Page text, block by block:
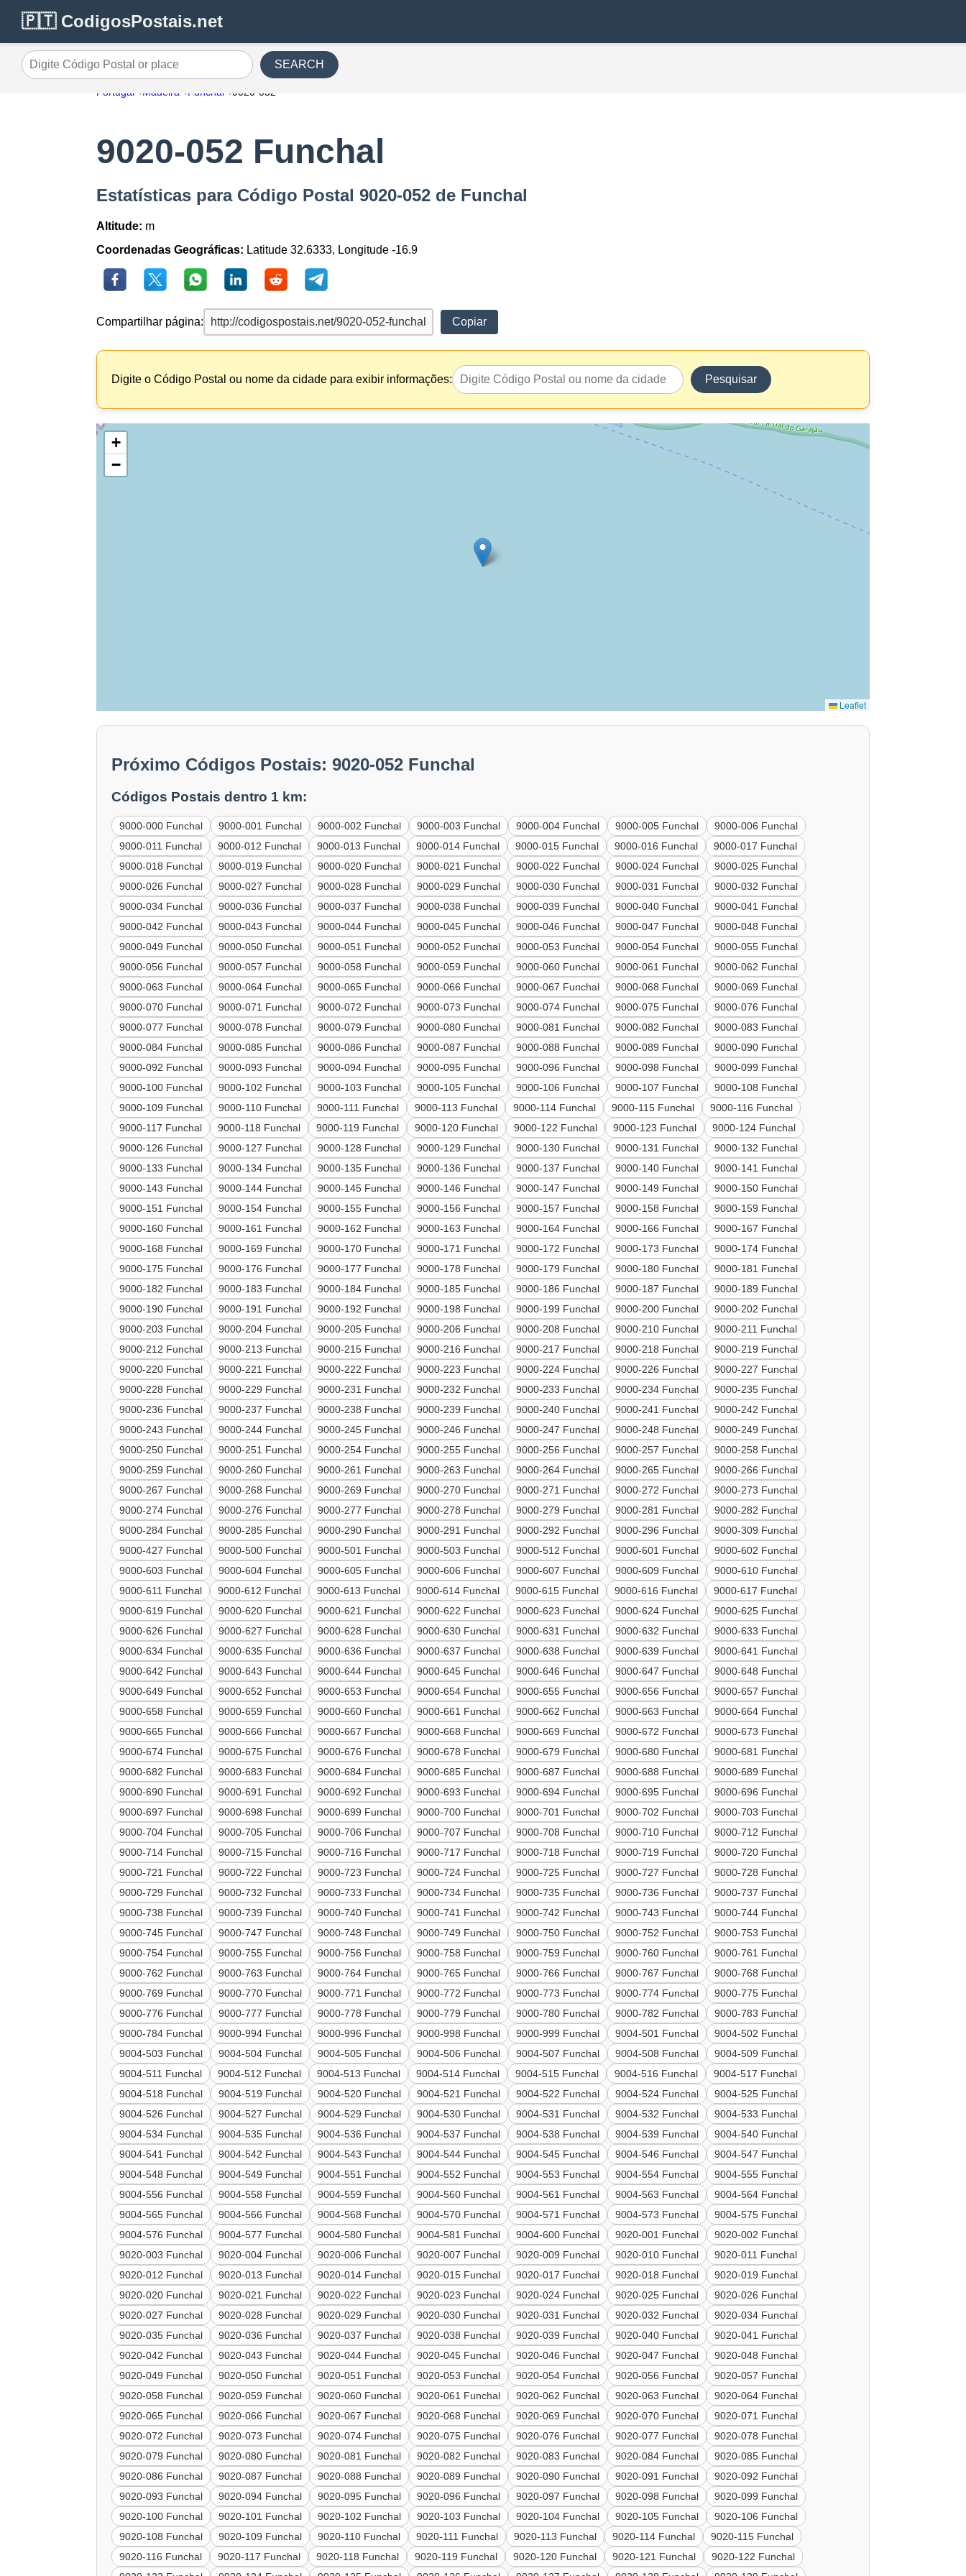
🇵🇹 CodigosPostais.net
Digite Código Postal or place SEARCH
Portugal Madeira Funchal 9020-052
9020-052 Funchal
Estatísticas para Código Postal 9020-052 de Funchal
Altitude: m
Coordenadas Geográficas: Latitude 32.6333, Longitude -16.9
Compartilhar página: Copiar
Digite o Código Postal ou nome da cidade para exibir informações: Pesquisar
+
−
Leaflet
Próximo Códigos Postais: 9020-052 Funchal
Códigos Postais dentro 1 km:
9000-000 Funchal 9000-001 Funchal 9000-002 Funchal 9000-003 Funchal 9000-004 Funchal 9000-005 Funchal
9000-006 Funchal
9000-011 Funchal
9000-012 Funchal 9000-013 Funchal 9000-014 Funchal 9000-015 Funchal 9000-016 Funchal
9000-017 Funchal
9000-018 Funchal
9000-019 Funchal 9000-020 Funchal 9000-021 Funchal 9000-022 Funchal 9000-024 Funchal
9000-025 Funchal
9000-026 Funchal
9000-027 Funchal 9000-028 Funchal 9000-029 Funchal 9000-030 Funchal 9000-031 Funchal
9000-032 Funchal
9000-034 Funchal
9000-036 Funchal 9000-037 Funchal 9000-038 Funchal 9000-039 Funchal 9000-040 Funchal
9000-041 Funchal
9000-042 Funchal
9000-043 Funchal 9000-044 Funchal 9000-045 Funchal 9000-046 Funchal 9000-047 Funchal
9000-048 Funchal
9000-049 Funchal
9000-050 Funchal 9000-051 Funchal 9000-052 Funchal 9000-053 Funchal 9000-054 Funchal
9000-055 Funchal
9000-056 Funchal
9000-057 Funchal 9000-058 Funchal 9000-059 Funchal 9000-060 Funchal 9000-061 Funchal
9000-062 Funchal
9000-063 Funchal
9000-064 Funchal 9000-065 Funchal 9000-066 Funchal 9000-067 Funchal 9000-068 Funchal
9000-069 Funchal
9000-070 Funchal
9000-071 Funchal 9000-072 Funchal 9000-073 Funchal 9000-074 Funchal 9000-075 Funchal
9000-076 Funchal
9000-077 Funchal
9000-078 Funchal 9000-079 Funchal 9000-080 Funchal 9000-081 Funchal 9000-082 Funchal
9000-083 Funchal
9000-084 Funchal
9000-085 Funchal 9000-086 Funchal 9000-087 Funchal 9000-088 Funchal 9000-089 Funchal
9000-090 Funchal
9000-092 Funchal
9000-093 Funchal 9000-094 Funchal 9000-095 Funchal 9000-096 Funchal 9000-098 Funchal
9000-099 Funchal
9000-100 Funchal
9000-102 Funchal 9000-103 Funchal 9000-105 Funchal 9000-106 Funchal 9000-107 Funchal
9000-108 Funchal
9000-109 Funchal
9000-110 Funchal 9000-111 Funchal 9000-113 Funchal 9000-114 Funchal 9000-115 Funchal
9000-116 Funchal
9000-117 Funchal
9000-118 Funchal 9000-119 Funchal 9000-120 Funchal 9000-122 Funchal 9000-123 Funchal
9000-124 Funchal
9000-126 Funchal
9000-127 Funchal 9000-128 Funchal 9000-129 Funchal 9000-130 Funchal 9000-131 Funchal
9000-132 Funchal
9000-133 Funchal
9000-134 Funchal 9000-135 Funchal 9000-136 Funchal 9000-137 Funchal 9000-140 Funchal
9000-141 Funchal
9000-143 Funchal
9000-144 Funchal 9000-145 Funchal 9000-146 Funchal 9000-147 Funchal 9000-149 Funchal
9000-150 Funchal
9000-151 Funchal
9000-154 Funchal 9000-155 Funchal 9000-156 Funchal 9000-157 Funchal 9000-158 Funchal
9000-159 Funchal
9000-160 Funchal
9000-161 Funchal 9000-162 Funchal 9000-163 Funchal 9000-164 Funchal 9000-166 Funchal
9000-167 Funchal
9000-168 Funchal
9000-169 Funchal 9000-170 Funchal 9000-171 Funchal 9000-172 Funchal 9000-173 Funchal
9000-174 Funchal
9000-175 Funchal
9000-176 Funchal 9000-177 Funchal 9000-178 Funchal 9000-179 Funchal 9000-180 Funchal
9000-181 Funchal
9000-182 Funchal
9000-183 Funchal 9000-184 Funchal 9000-185 Funchal 9000-186 Funchal 9000-187 Funchal
9000-189 Funchal
9000-190 Funchal
9000-191 Funchal 9000-192 Funchal 9000-198 Funchal 9000-199 Funchal 9000-200 Funchal
9000-202 Funchal
9000-203 Funchal
9000-204 Funchal 9000-205 Funchal 9000-206 Funchal 9000-208 Funchal 9000-210 Funchal
9000-211 Funchal
9000-212 Funchal
9000-213 Funchal 9000-215 Funchal 9000-216 Funchal 9000-217 Funchal 9000-218 Funchal
9000-219 Funchal
9000-220 Funchal
9000-221 Funchal 9000-222 Funchal 9000-223 Funchal 9000-224 Funchal 9000-226 Funchal
9000-227 Funchal
9000-228 Funchal
9000-229 Funchal 9000-231 Funchal 9000-232 Funchal 9000-233 Funchal 9000-234 Funchal
9000-235 Funchal
9000-236 Funchal
9000-237 Funchal 9000-238 Funchal 9000-239 Funchal 9000-240 Funchal 9000-241 Funchal
9000-242 Funchal
9000-243 Funchal
9000-244 Funchal 9000-245 Funchal 9000-246 Funchal 9000-247 Funchal 9000-248 Funchal
9000-249 Funchal
9000-250 Funchal
9000-251 Funchal 9000-254 Funchal 9000-255 Funchal 9000-256 Funchal 9000-257 Funchal
9000-258 Funchal
9000-259 Funchal
9000-260 Funchal 9000-261 Funchal 9000-263 Funchal 9000-264 Funchal 9000-265 Funchal
9000-266 Funchal
9000-267 Funchal
9000-268 Funchal 9000-269 Funchal 9000-270 Funchal 9000-271 Funchal 9000-272 Funchal
9000-273 Funchal
9000-274 Funchal
9000-276 Funchal 9000-277 Funchal 9000-278 Funchal 9000-279 Funchal 9000-281 Funchal
9000-282 Funchal
9000-284 Funchal
9000-285 Funchal 9000-290 Funchal 9000-291 Funchal 9000-292 Funchal 9000-296 Funchal
9000-309 Funchal
9000-427 Funchal
9000-500 Funchal 9000-501 Funchal 9000-503 Funchal 9000-512 Funchal 9000-601 Funchal
9000-602 Funchal
9000-603 Funchal
9000-604 Funchal 9000-605 Funchal 9000-606 Funchal 9000-607 Funchal 9000-609 Funchal
9000-610 Funchal
9000-611 Funchal
9000-612 Funchal 9000-613 Funchal 9000-614 Funchal 9000-615 Funchal 9000-616 Funchal
9000-617 Funchal
9000-619 Funchal
9000-620 Funchal 9000-621 Funchal 9000-622 Funchal 9000-623 Funchal 9000-624 Funchal
9000-625 Funchal
9000-626 Funchal
9000-627 Funchal 9000-628 Funchal 9000-630 Funchal 9000-631 Funchal 9000-632 Funchal
9000-633 Funchal
9000-634 Funchal
9000-635 Funchal 9000-636 Funchal 9000-637 Funchal 9000-638 Funchal 9000-639 Funchal
9000-641 Funchal
9000-642 Funchal
9000-643 Funchal 9000-644 Funchal 9000-645 Funchal 9000-646 Funchal 9000-647 Funchal
9000-648 Funchal
9000-649 Funchal
9000-652 Funchal 9000-653 Funchal 9000-654 Funchal 9000-655 Funchal 9000-656 Funchal
9000-657 Funchal
9000-658 Funchal
9000-659 Funchal 9000-660 Funchal 9000-661 Funchal 9000-662 Funchal 9000-663 Funchal
9000-664 Funchal
9000-665 Funchal
9000-666 Funchal 9000-667 Funchal 9000-668 Funchal 9000-669 Funchal 9000-672 Funchal
9000-673 Funchal
9000-674 Funchal
9000-675 Funchal 9000-676 Funchal 9000-678 Funchal 9000-679 Funchal 9000-680 Funchal
9000-681 Funchal
9000-682 Funchal
9000-683 Funchal 9000-684 Funchal 9000-685 Funchal 9000-687 Funchal 9000-688 Funchal
9000-689 Funchal
9000-690 Funchal
9000-691 Funchal 9000-692 Funchal 9000-693 Funchal 9000-694 Funchal 9000-695 Funchal
9000-696 Funchal
9000-697 Funchal
9000-698 Funchal 9000-699 Funchal 9000-700 Funchal 9000-701 Funchal 9000-702 Funchal
9000-703 Funchal
9000-704 Funchal
9000-705 Funchal 9000-706 Funchal 9000-707 Funchal 9000-708 Funchal 9000-710 Funchal
9000-712 Funchal
9000-714 Funchal
9000-715 Funchal 9000-716 Funchal 9000-717 Funchal 9000-718 Funchal 9000-719 Funchal
9000-720 Funchal
9000-721 Funchal
9000-722 Funchal 9000-723 Funchal 9000-724 Funchal 9000-725 Funchal 9000-727 Funchal
9000-728 Funchal
9000-729 Funchal
9000-732 Funchal 9000-733 Funchal 9000-734 Funchal 9000-735 Funchal 9000-736 Funchal
9000-737 Funchal
9000-738 Funchal
9000-739 Funchal 9000-740 Funchal 9000-741 Funchal 9000-742 Funchal 9000-743 Funchal
9000-744 Funchal
9000-745 Funchal
9000-747 Funchal 9000-748 Funchal 9000-749 Funchal 9000-750 Funchal 9000-752 Funchal
9000-753 Funchal
9000-754 Funchal
9000-755 Funchal 9000-756 Funchal 9000-758 Funchal 9000-759 Funchal 9000-760 Funchal
9000-761 Funchal
9000-762 Funchal
9000-763 Funchal 9000-764 Funchal 9000-765 Funchal 9000-766 Funchal 9000-767 Funchal
9000-768 Funchal
9000-769 Funchal
9000-770 Funchal 9000-771 Funchal 9000-772 Funchal 9000-773 Funchal 9000-774 Funchal
9000-775 Funchal
9000-776 Funchal
9000-777 Funchal 9000-778 Funchal 9000-779 Funchal 9000-780 Funchal 9000-782 Funchal
9000-783 Funchal
9000-784 Funchal
9000-994 Funchal 9000-996 Funchal 9000-998 Funchal 9000-999 Funchal 9004-501 Funchal
9004-502 Funchal
9004-503 Funchal
9004-504 Funchal 9004-505 Funchal 9004-506 Funchal 9004-507 Funchal 9004-508 Funchal
9004-509 Funchal
9004-511 Funchal
9004-512 Funchal 9004-513 Funchal 9004-514 Funchal 9004-515 Funchal 9004-516 Funchal
9004-517 Funchal
9004-518 Funchal
9004-519 Funchal 9004-520 Funchal 9004-521 Funchal 9004-522 Funchal 9004-524 Funchal
9004-525 Funchal
9004-526 Funchal
9004-527 Funchal 9004-529 Funchal 9004-530 Funchal 9004-531 Funchal 9004-532 Funchal
9004-533 Funchal
9004-534 Funchal
9004-535 Funchal 9004-536 Funchal 9004-537 Funchal 9004-538 Funchal 9004-539 Funchal
9004-540 Funchal
9004-541 Funchal
9004-542 Funchal 9004-543 Funchal 9004-544 Funchal 9004-545 Funchal 9004-546 Funchal
9004-547 Funchal
9004-548 Funchal
9004-549 Funchal 9004-551 Funchal 9004-552 Funchal 9004-553 Funchal 9004-554 Funchal
9004-555 Funchal
9004-556 Funchal
9004-558 Funchal 9004-559 Funchal 9004-560 Funchal 9004-561 Funchal 9004-563 Funchal
9004-564 Funchal
9004-565 Funchal
9004-566 Funchal 9004-568 Funchal 9004-570 Funchal 9004-571 Funchal 9004-573 Funchal
9004-575 Funchal
9004-576 Funchal
9004-577 Funchal 9004-580 Funchal 9004-581 Funchal 9004-600 Funchal 9020-001 Funchal
9020-002 Funchal
9020-003 Funchal
9020-004 Funchal 9020-006 Funchal 9020-007 Funchal 9020-009 Funchal 9020-010 Funchal
9020-011 Funchal
9020-012 Funchal
9020-013 Funchal 9020-014 Funchal 9020-015 Funchal 9020-017 Funchal 9020-018 Funchal
9020-019 Funchal
9020-020 Funchal
9020-021 Funchal 9020-022 Funchal 9020-023 Funchal 9020-024 Funchal 9020-025 Funchal
9020-026 Funchal
9020-027 Funchal
9020-028 Funchal 9020-029 Funchal 9020-030 Funchal 9020-031 Funchal 9020-032 Funchal
9020-034 Funchal
9020-035 Funchal
9020-036 Funchal 9020-037 Funchal 9020-038 Funchal 9020-039 Funchal 9020-040 Funchal
9020-041 Funchal
9020-042 Funchal
9020-043 Funchal 9020-044 Funchal 9020-045 Funchal 9020-046 Funchal 9020-047 Funchal
9020-048 Funchal
9020-049 Funchal
9020-050 Funchal 9020-051 Funchal 9020-053 Funchal 9020-054 Funchal 9020-056 Funchal
9020-057 Funchal
9020-058 Funchal
9020-059 Funchal 9020-060 Funchal 9020-061 Funchal 9020-062 Funchal 9020-063 Funchal
9020-064 Funchal
9020-065 Funchal
9020-066 Funchal 9020-067 Funchal 9020-068 Funchal 9020-069 Funchal 9020-070 Funchal
9020-071 Funchal
9020-072 Funchal
9020-073 Funchal 9020-074 Funchal 9020-075 Funchal 9020-076 Funchal 9020-077 Funchal
9020-078 Funchal
9020-079 Funchal
9020-080 Funchal 9020-081 Funchal 9020-082 Funchal 9020-083 Funchal 9020-084 Funchal
9020-085 Funchal
9020-086 Funchal
9020-087 Funchal 9020-088 Funchal 9020-089 Funchal 9020-090 Funchal 9020-091 Funchal
9020-092 Funchal
9020-093 Funchal
9020-094 Funchal 9020-095 Funchal 9020-096 Funchal 9020-097 Funchal 9020-098 Funchal
9020-099 Funchal
9020-100 Funchal
9020-101 Funchal 9020-102 Funchal 9020-103 Funchal 9020-104 Funchal 9020-105 Funchal
9020-106 Funchal
9020-108 Funchal
9020-109 Funchal 9020-110 Funchal 9020-111 Funchal 9020-113 Funchal 9020-114 Funchal
9020-115 Funchal
9020-116 Funchal
9020-117 Funchal 9020-118 Funchal 9020-119 Funchal 9020-120 Funchal 9020-121 Funchal
9020-122 Funchal